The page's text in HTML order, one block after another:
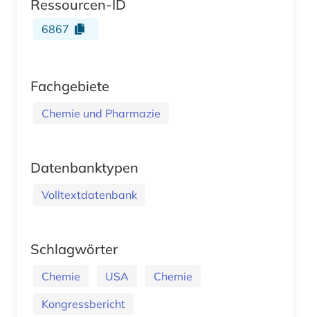
Ressourcen-ID
6867
Fachgebiete
Chemie und Pharmazie
Datenbanktypen
Volltextdatenbank
Schlagwörter
Chemie USA
Chemie
Kongressbericht